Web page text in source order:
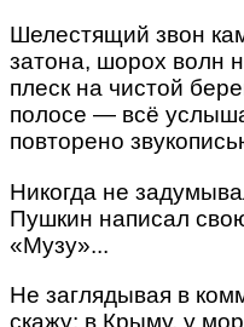
Шелестящий звон
затона, шорох волн
плеск на чистой
полосе — всё
повторено
Никогда не
Пушкин написал
«Музу»...
Не заглядывая в
скажу: в Крыму, у